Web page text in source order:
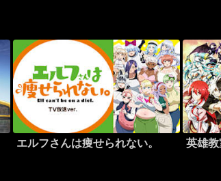
エルフさんは痩せられない。 英雄教